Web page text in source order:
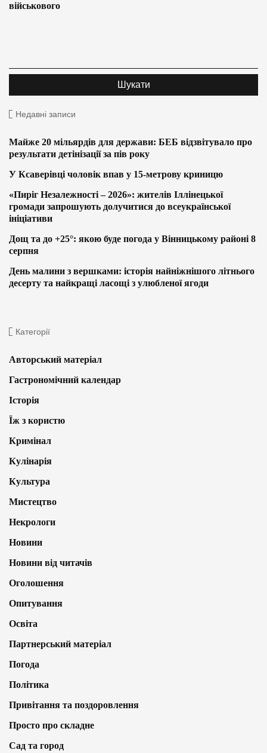
військового
Недавні записи
Майже 20 мільярдів для держави: БЕБ відзвітувало про
результати детінізації за пів року
У Ксаверівці чоловік впав у 15-метрову криницю
«Пиріг Незалежності – 2026»: жителів Іллінецької
громади запрошують долучитися до всеукраїнської
ініціативи
Дощ та до +25°: якою буде погода у Вінницькому районі 8
серпня
День малини з вершками: історія найніжнішого літнього
десерту та найкращі ласощі з улюбленої ягоди
Категорії
Авторський матеріал
Гастрономічний календар
Історія
Їж з користю
Кримінал
Кулінарія
Культура
Мистецтво
Некрологи
Новини
Новини від читачів
Оголошення
Опитування
Освіта
Партнерський матеріал
Погода
Політика
Привітання та поздоровлення
Просто про складне
Сад та город